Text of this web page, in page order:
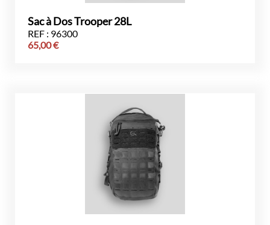
Sac à Dos Trooper 28L
REF : 96300
65,00€